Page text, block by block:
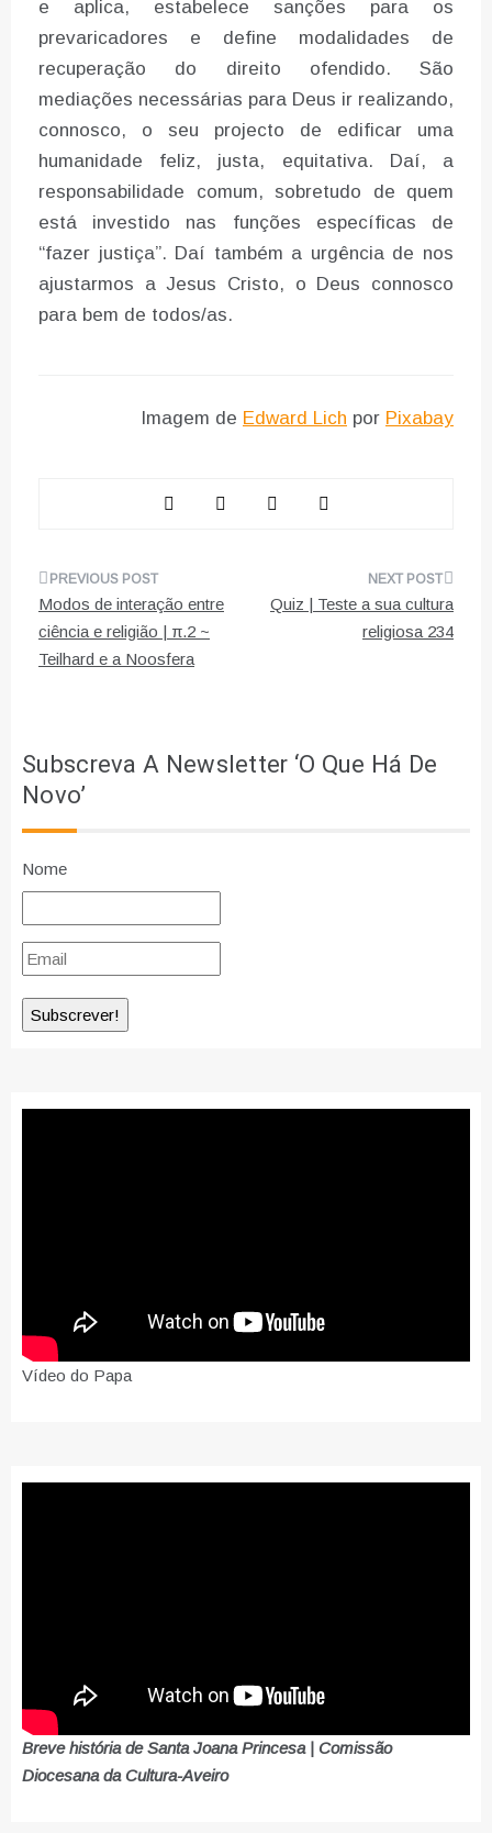
e aplica, estabelece sanções para os
prevaricadores e define modalidades de
recuperação do direito ofendido. São
mediações necessárias para Deus ir realizando,
connosco, o seu projecto de edificar uma
humanidade feliz, justa, equitativa. Daí, a
responsabilidade comum, sobretudo de quem
está investido nas funções específicas de
“fazer justiça”. Daí também a urgência de nos
ajustarmos a Jesus Cristo, o Deus connosco
para bem de todos/as.
Imagem de Edward Lich por Pixabay
Navegação
de
artigos
Modos de interação entre
ciência e religião | π.2 ~
Teilhard e a Noosfera
Quiz | Teste a sua cultura
religiosa 234
Subscreva A Newsletter ‘O Que Há De
Novo’
Nome
Vídeo do Papa
Breve história de Santa Joana Princesa | Comissão
Diocesana da Cultura-Aveiro